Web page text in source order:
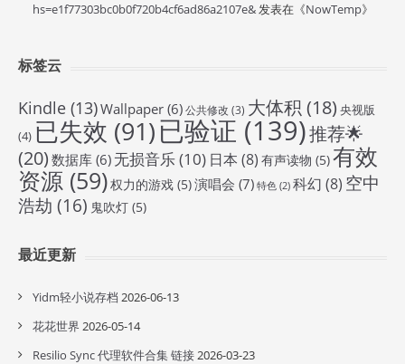
hs=e1f77303bc0b0f720b4cf6ad86a2107e&发表在《NowTemp》
标签云
Kindle (13)Wallpaper (6)公共修改 (3) 大体积 (18) 央视版
(4) 已失效 (91)已验证 (139)推荐🌟
(20) 数据库 (6) 无损音乐(10) 日本 (8) 有声读物 (5)有效
资源 (59)权力的游戏 (5)演唱会 (7) 特色 (2) 科幻 (8) 空中
浩劫 (16) 鬼吹灯 (5)
最近更新
Yidm轻小说存档 2026-06-13
花花世界 2026-05-14
Resilio Sync 代理软件合集 链接2026-03-23